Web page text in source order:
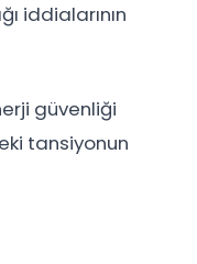
iddialarının
güvenliği
tansiyonun